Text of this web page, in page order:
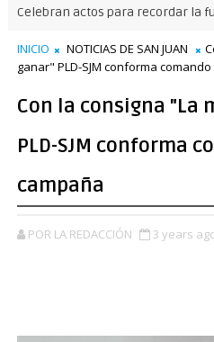
actos para recordar la fundación
INICIO NOTICIAS DE SAN JUAN
ganar" PLD-SJM conforma
Con la consigna "La
PLD-SJM conforma
campaña
POR LA REDACCIÓN 3 years